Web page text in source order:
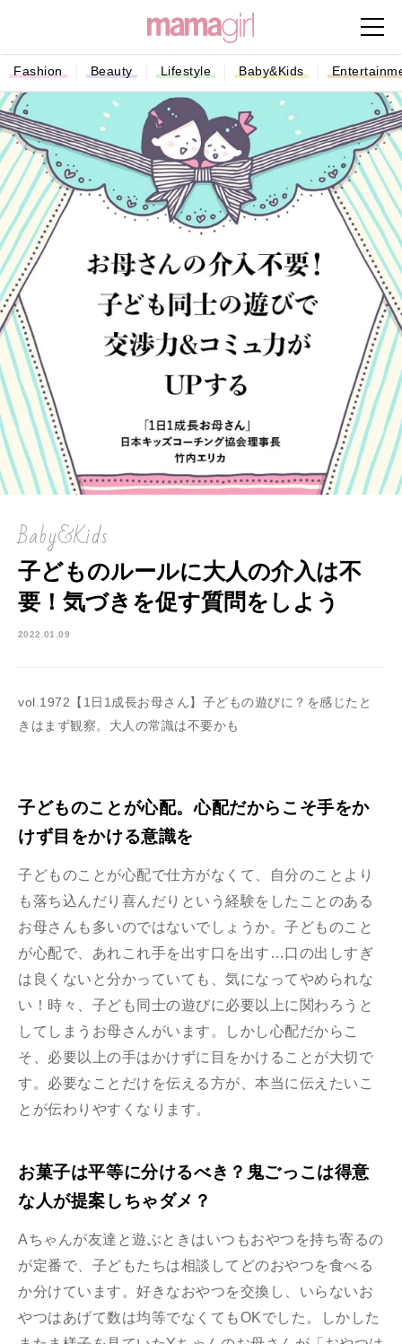
Fashion Beauty Lifestyle Baby&Kids
Baby&Kids
子どものルールに大人の介入は不
要！気づきを促す質問をしよう
2022.01.09
vol.1972【1日1成長お母さん】子どもの遊びに？を感じたと
きはまず観察。大人の常識は不要かも
子どものことが心配。心配だからこそ手をか
けず目をかける意識を
子どものことが心配で仕方がなくて、自分のことより
も落ち込んだり喜んだりという経験をしたことのある
お母さんも多いのではないでしょうか。子どものこと
が心配で、あれこれ手を出す口を出す…口の出しすぎ
は良くないと分かっていても、気になってやめられな
い！時々、子ども同士の遊びに必要以上に関わろうと
してしまうお母さんがいます。しかし心配だからこ
そ、必要以上の手はかけずに目をかけることが大切で
す。必要なことだけを伝える方が、本当に伝えたいこ
とが伝わりやすくなります。
お菓子は平等に分けるべき？鬼ごっこは得意
な人が提案しちゃダメ？
Aちゃんが友達と遊ぶときはいつもおやつを持ち寄るの
が定番で、子どもたちは相談してどのおやつを食べる
か分けています。好きなおやつを交換し、いらないお
やつはあげて数は均等でなくてもOKでした。しかした